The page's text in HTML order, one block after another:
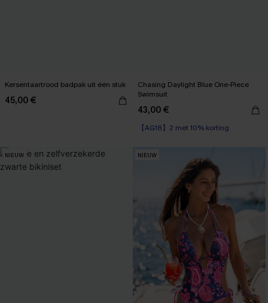
Kersentaartrood badpak uit één stuk
45,00 €
Chasing Daylight Blue One-Piece
Swimsuit
43,00 €
【AG18】2 met 10% korting
NIEUW NIEUW